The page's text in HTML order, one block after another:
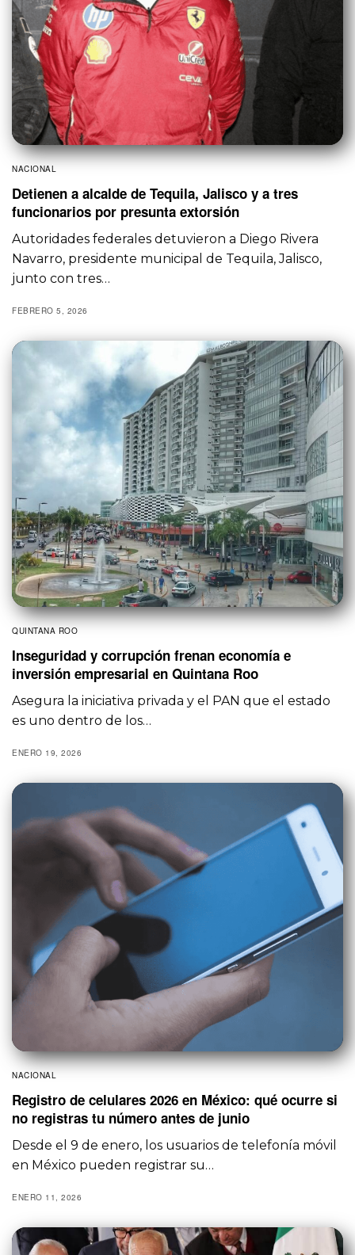
NACIONAL
Detienen a alcalde de Tequila, Jalisco y a tres
funcionarios por presunta extorsión
Autoridades federales detuvieron a Diego Rivera
Navarro, presidente municipal de Tequila, Jalisco,
junto con tres…
FEBRERO 5, 2026
QUINTANA ROO
Inseguridad y corrupción frenan economía e
inversión empresarial en Quintana Roo
Asegura la iniciativa privada y el PAN que el estado
es uno dentro de los…
ENERO 19, 2026
NACIONAL
Registro de celulares 2026 en México: qué ocurre si
no registras tu número antes de junio
Desde el 9 de enero, los usuarios de telefonía móvil
en México pueden registrar su…
ENERO 11, 2026